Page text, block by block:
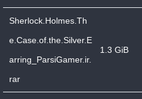
Sherlock.Holmes.Th
e.Case.of.the.Silver.E
arring_ParsiGamer.ir.
rar
1.3 GiB